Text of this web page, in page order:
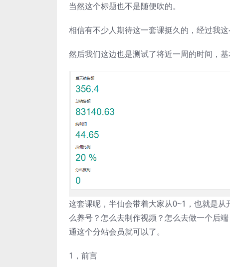
当然这个标题也不是随便吹的。
相信有不少人期待这一套课挺久的，经过我
然后我们这边也是测试了将近一周的时间，基
这套课呢，半仙会带着大家从0~1，也就是
么养号？怎么去制作视频？怎么去做一个后
通这个分站会员就可以了。
1，前言